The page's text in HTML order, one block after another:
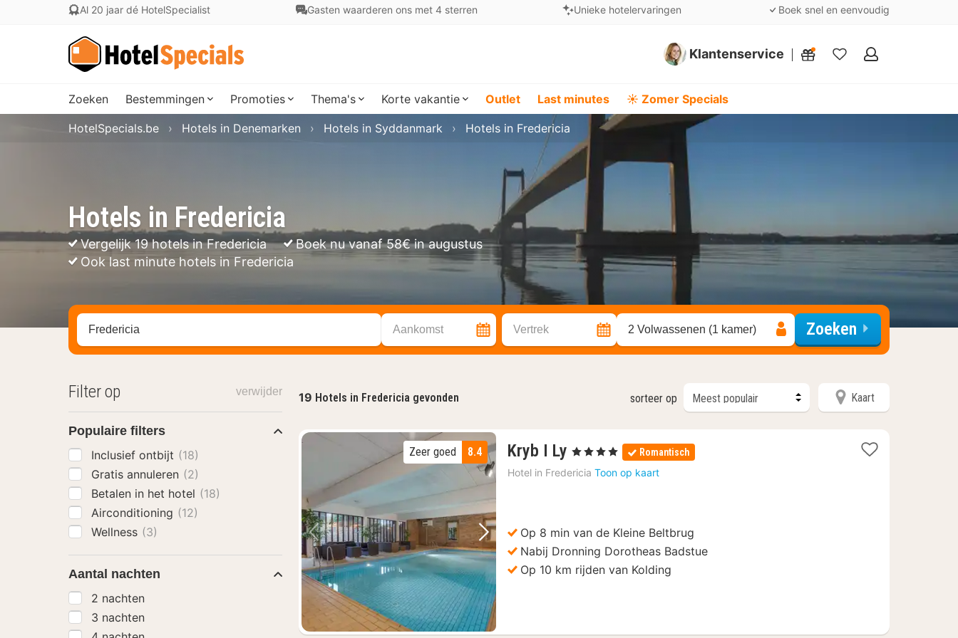
Al 20 jaar dé HotelSpecialist Gasten waarderen ons met 4 sterren Unieke hotelervaringen Boek snel en eenvoudig
Klantenservice
Mijn
Zoeken Bestemmingen Promoties Thema's Korte vakantie Outlet Last minutes ☀️ Zomer Specials
Hotels in Fredericia
Vergelijk 19 hotels in Fredericia
Boek nu vanaf 58€ in augustus
Ook last minute hotels in Fredericia
HotelSpecials.be Hotels in Denemarken Hotels in Syddanmark Hotels in Fredericia
Zoek op hotel, regio of stad Aankomst Vertrek 2 Volwassenen (1 kamer) Zoeken
19 Hotels in Fredericia gevonden sorteer op Kaart
Vorige foto Volgende foto
8.4
Zeer goed Kryb I Ly 1
nacht
vanaf
, 4 Sterren Romantisch
Hotel in Fredericia Toon op kaart
Op 8 min van de Kleine Beltbrug
Nabij Dronning Dorotheas Badstue
Op 10 km rijden van Kolding
Filter op verwijder
Populaire filters
Inclusief ontbijt (18)
Gratis annuleren (2)
Betalen in het hotel (18)
Airconditioning (12)
Wellness (3)
Aantal nachten
2 nachten
3 nachten